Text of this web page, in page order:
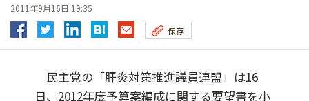
2011年9月16日 19:35
保存
民主党の「肝炎対策推進議員連盟」は16
日、2012年度予算案編成に関する要望書を小